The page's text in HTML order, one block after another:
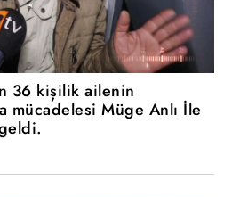
36 kişilik ailenin
mücadelesi Müge Anlı İle